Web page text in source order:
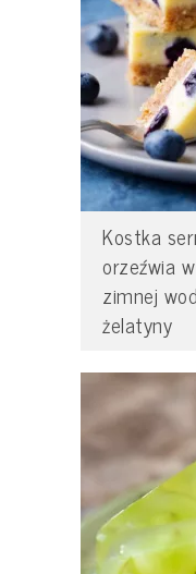
Kostka
orzeźwia
zimnej
żelatyny